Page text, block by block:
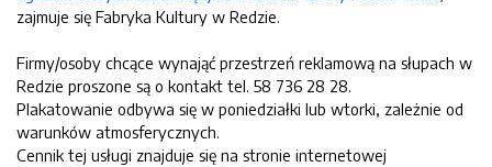
zajmuje się Fabryka Kultury w Redzie.
Firmy/osoby chcące wynająć przestrzeń reklamową na słupach w
Redzie proszone są o kontakt tel. 58 736 28 28.
Plakatowanie odbywa się w poniedziałki lub wtorki, zależnie od
warunków atmosferycznych.
Cennik tej usługi znajduje się na stronie internetowej